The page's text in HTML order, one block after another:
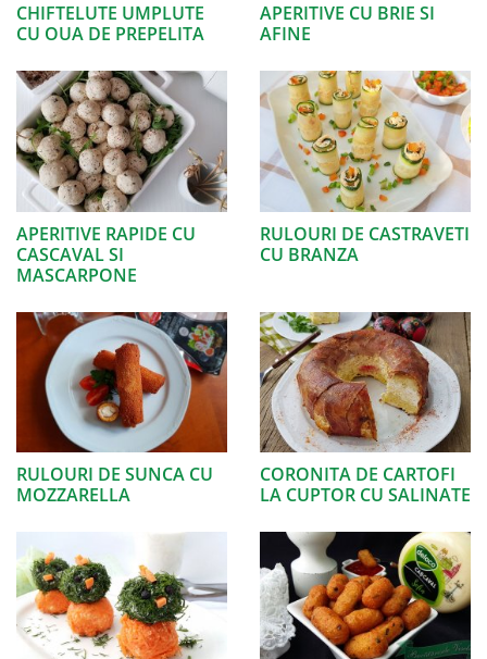
CHIFTELUTE UMPLUTE
CU OUA DE PREPELITA
APERITIVE CU BRIE SI
AFINE
APERITIVE RAPIDE CU
CASCAVAL SI
MASCARPONE
RULOURI DE CASTRAVETI
CU BRANZA
RULOURI DE SUNCA CU
MOZZARELLA
CORONITA DE CARTOFI
LA CUPTOR CU SALINATE